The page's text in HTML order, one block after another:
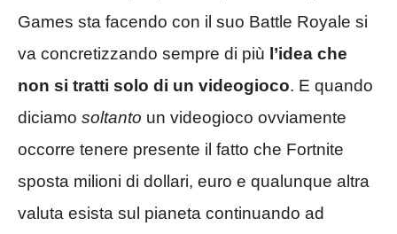
Games sta facendo con il suo Battle Royale si
va concretizzando sempre di più l’idea che
non si tratti solo di un videogioco. E quando
diciamo soltanto un videogioco ovviamente
occorre tenere presente il fatto che Fortnite
sposta milioni di dollari, euro e qualunque altra
valuta esista sul pianeta continuando ad